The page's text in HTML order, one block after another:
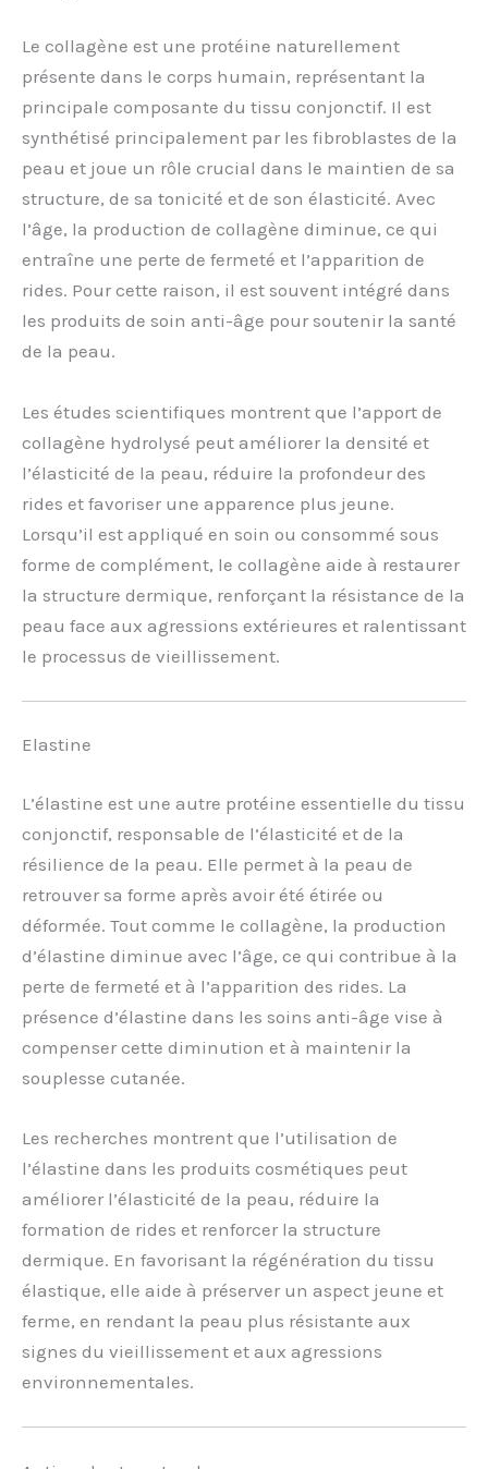
Le collagène est une protéine naturellement
présente dans le corps humain, représentant la
principale composante du tissu conjonctif. Il est
synthétisé principalement par les fibroblastes de la
peau et joue un rôle crucial dans le maintien de sa
structure, de sa tonicité et de son élasticité. Avec
l’âge, la production de collagène diminue, ce qui
entraîne une perte de fermeté et l’apparition de
rides. Pour cette raison, il est souvent intégré dans
les produits de soin anti-âge pour soutenir la santé
de la peau.
Les études scientifiques montrent que l’apport de
collagène hydrolysé peut améliorer la densité et
l’élasticité de la peau, réduire la profondeur des
rides et favoriser une apparence plus jeune.
Lorsqu’il est appliqué en soin ou consommé sous
forme de complément, le collagène aide à restaurer
la structure dermique, renforçant la résistance de la
peau face aux agressions extérieures et ralentissant
le processus de vieillissement.
Elastine
L’élastine est une autre protéine essentielle du tissu
conjonctif, responsable de l’élasticité et de la
résilience de la peau. Elle permet à la peau de
retrouver sa forme après avoir été étirée ou
déformée. Tout comme le collagène, la production
d’élastine diminue avec l’âge, ce qui contribue à la
perte de fermeté et à l’apparition des rides. La
présence d’élastine dans les soins anti-âge vise à
compenser cette diminution et à maintenir la
souplesse cutanée.
Les recherches montrent que l’utilisation de
l’élastine dans les produits cosmétiques peut
améliorer l’élasticité de la peau, réduire la
formation de rides et renforcer la structure
dermique. En favorisant la régénération du tissu
élastique, elle aide à préserver un aspect jeune et
ferme, en rendant la peau plus résistante aux
signes du vieillissement et aux agressions
environnementales.